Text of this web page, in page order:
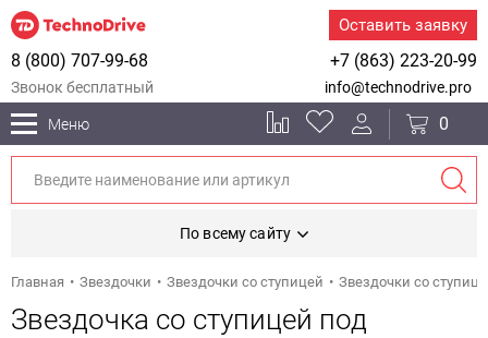
Оставить заявку
+7 (863) 223-20-99
8 (800) 707-99-68
Звонок бесплатный info@technodrive.pro
Меню 0
По всему сайту
Главная Звездочки Звездочки со ступицей Звездочки со
Звездочка со ступицей под